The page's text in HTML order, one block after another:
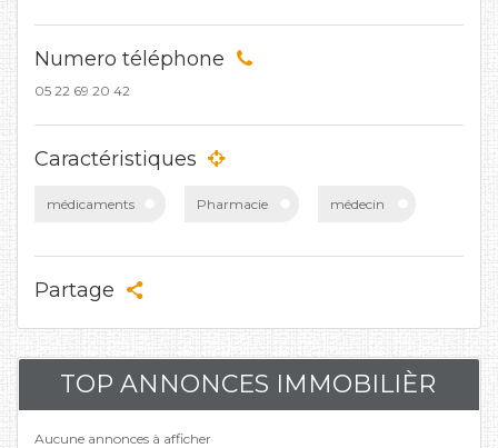
Numero téléphone
05 22 69 20 42
Caractéristiques
médicaments Pharmacie médecin
Partage
TOP ANNONCES IMMOBILIÈR
Aucune annonces à afficher